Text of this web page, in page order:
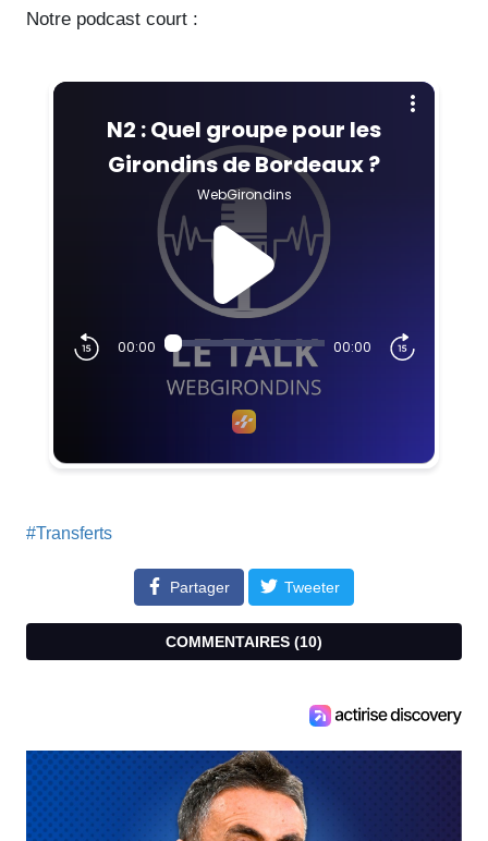
Notre podcast court :
#Transferts
Partager Tweeter
COMMENTAIRES (10)